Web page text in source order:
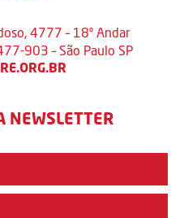
4777 – 18º Andar
903 – São Paulo SP
NEWSLETTER